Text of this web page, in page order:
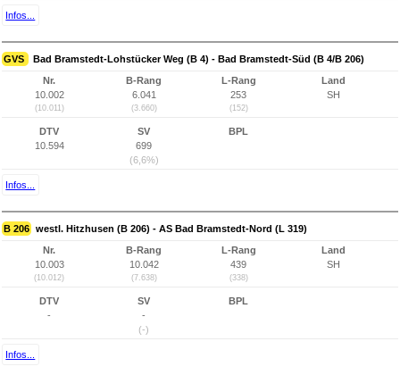
Infos...
GVS Bad Bramstedt-Lohstücker Weg (B 4) - Bad Bramstedt-Süd (B 4/B 206)
Nr.
10.002
(10.011)
B-Rang
6.041
(3.660)
L-Rang
253
(152)
Land
SH
DTV
10.594
SV
699
(6,6%)
BPL
Infos...
B 206 westl. Hitzhusen (B 206) - AS Bad Bramstedt-Nord (L 319)
Nr.
10.003
(10.012)
B-Rang
10.042
(7.638)
L-Rang
439
(338)
Land
SH
DTV
-
SV
-
(-)
BPL
Infos...